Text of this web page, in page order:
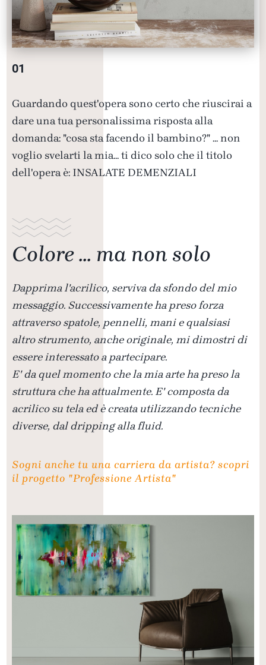
01
Guardando quest'opera sono certo che riuscirai a
dare una tua personalissima risposta alla
domanda: "cosa sta facendo il bambino?" ... non
voglio svelarti la mia... ti dico solo che il titolo
dell'opera è: INSALATE DEMENZIALI
Colore ... ma non solo
Dapprima l'acrilico, serviva da sfondo del mio
messaggio. Successivamente ha preso forza
attraverso spatole, pennelli, mani e qualsiasi
altro strumento, anche originale, mi dimostri di
essere interessato a partecipare.
E' da quel momento che la mia arte ha preso la
struttura che ha attualmente. E' composta da
acrilico su tela ed è creata utilizzando tecniche
diverse, dal dripping alla fluid.
Sogni anche tu una carriera da artista? scopri
il progetto "Professione Artista"